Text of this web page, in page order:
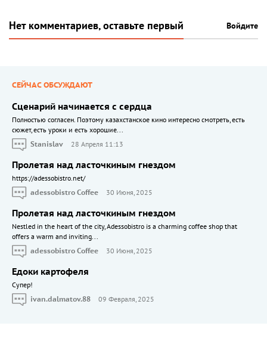
Нет комментариев, оставьте первый Войдите
СЕЙЧАС ОБСУЖДАЮТ
Сценарий начинается с сердца
Полностью согласен. Поэтому казахстанское кино интересно смотреть, есть
сюжет, есть уроки и есть хорошие...
Stanislav
28 Апреля 11:13
Пролетая над ласточкиным гнездом
https://adessobistro.net/
adessobistro Coffee
30 Июня, 2025
Пролетая над ласточкиным гнездом
Nestled in the heart of the city, Adessobistro is a charming coffee shop that
offers a warm and inviting...
adessobistro Coffee
30 Июня, 2025
Едоки картофеля
Cупер!
ivan.dalmatov.88
09 Февраля, 2025